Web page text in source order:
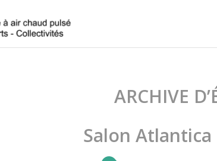
ARCHIVE
Salon